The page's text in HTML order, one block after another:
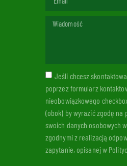
Jeśli chcesz
poprzez formularz
nieobowiązkowego
(obok) by wyrazić zgodę na
swoich danych osobowych
zgodnymi z realizacją
zapytanie, opisanej w